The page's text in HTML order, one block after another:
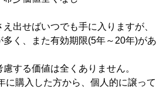
出せばいつでも手に入りますが、
く、また有効期限(5年～20年)があ
する価値は全くありません。
購入した方から、個人的に譲って